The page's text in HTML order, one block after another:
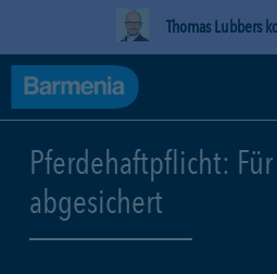
Thomas Lubbers
Pferdehaftpflicht:
abgesichert